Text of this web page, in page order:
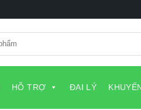
HỖ TRỢ ĐẠI LÝ